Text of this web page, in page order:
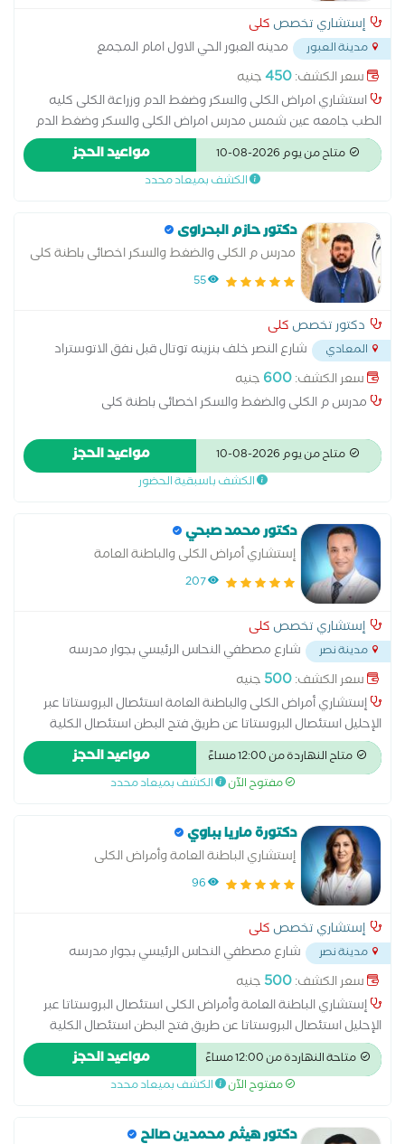
إستشاري تخصص كلى
مدينة العبور
مدينه العبور الحي الاول امام المجمع
الاسلامي خلف فودافون بجوار سنتر العبور
سعر الكشف:450جنيه
استشاري امراض الكلى والسكر وضغط الدم وزراعة الكلى كليه
الطب جامعه عين شمس مدرس امراض الكلى والسكر وضغط الدم
وزراعه الكلى كليه الطب جامعه عين شمس عضو الجمعيه الاوروبيه
لزراعه الكلى وضغط الدم عضو الجمعيه المصريه لزراعه الكلى وضغط
متاح من يوم 2026-08-10 مواعيد الحجز
الكشف بميعاد محدد
دكتور حازم البحراوى
مدرس م الكلى والضغط والسكر اخصائى باطنة كلى
55
دكتور تخصص كلى
المعادي
شارع النصر خلف بنزينه توتال قبل نفق الاتوستراد
سعر الكشف:600 جنيه
مدرس م الكلى والضغط والسكر اخصائى باطنة كلى
متاح من يوم 2026-08-10 مواعيد الحجز
الكشف باسبقية الحضور
دكتور محمد صبحي
إستشاري أمراض الكلى والباطنة العامة
207
إستشاري تخصص كلى
مدينة نصر
شارع مصطفي النحاس الرئيسي بجوار مدرسه
المنهل...
سعر الكشف:500 جنيه
إستشاري أمراض الكلى والباطنة العامة استئصال البروستاتا عبر
الإحليل استئصال البروستاتا عن طريق فتح البطن استئصال الكلية
الغسيل البريتوني تفتيت الحصوات علاج الاستسقاء عملية البروستاتا
بالليزر عملية دوالي الخصية عملية سلس البول غسيل الكلى قطع
متاح النهاردة من 12:00 مساءً مواعيد الحجز
مفتوح الآن الكشف بميعاد محدد
دكتورة ماريا بباوي
إستشاري الباطنة العامة وأمراض الكلى
96
إستشاري تخصص كلى
مدينة نصر
شارع مصطفي النحاس الرئيسي بجوار مدرسه
المنهل...
سعر الكشف:500 جنيه
إستشاري الباطنة العامة وأمراض الكلى استئصال البروستاتا عبر
الإحليل استئصال البروستاتا عن طريق فتح البطن استئصال الكلية
الغسيل البريتوني تفتيت الحصوات علاج الاستسقاء عملية البروستاتا
بالليزر عملية دوالي الخصية عملية سلس البول غسيل الكلى قطع
متاحة النهاردة من 12:00 مساءً مواعيد الحجز
مفتوح الآن الكشف بميعاد محدد
دكتور هيثم محمدين صالح